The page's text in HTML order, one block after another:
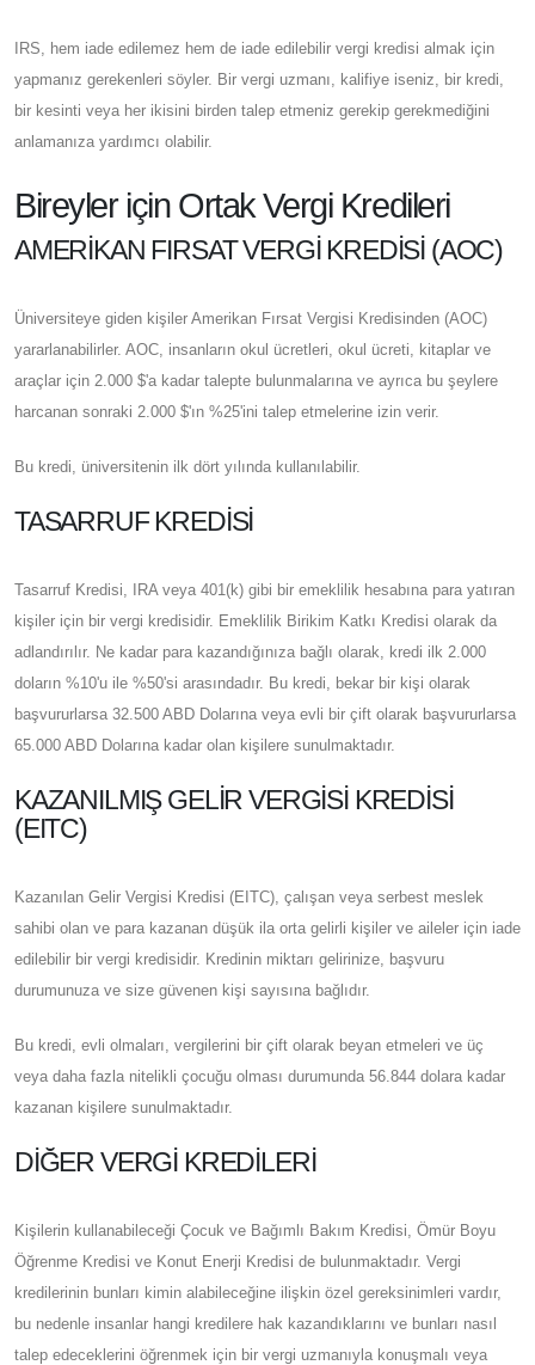
IRS, hem iade edilemez hem de iade edilebilir vergi kredisi almak için
yapmanız gerekenleri söyler. Bir vergi uzmanı, kalifiye iseniz, bir kredi,
bir kesinti veya her ikisini birden talep etmeniz gerekip gerekmediğini
anlamanıza yardımcı olabilir.
Bireyler için Ortak Vergi Kredileri
AMERIKAN FIRSAT VERGI KREDISI (AOC)
Üniversiteye giden kişiler Amerikan Fırsat Vergisi Kredisinden (AOC)
yararlanabilirler. AOC, insanların okul ücretleri, okul ücreti, kitaplar ve
araçlar için 2.000 $'a kadar talepte bulunmalarına ve ayrıca bu şeylere
harcanan sonraki 2.000 $'ın %25'ini talep etmelerine izin verir.
Bu kredi, üniversitenin ilk dört yılında kullanılabilir.
TASARRUF KREDISI
Tasarruf Kredisi, IRA veya 401(k) gibi bir emeklilik hesabına para yatıran
kişiler için bir vergi kredisidir. Emeklilik Birikim Katkı Kredisi olarak da
adlandırılır. Ne kadar para kazandığınıza bağlı olarak, kredi ilk 2.000
doların %10'u ile %50'si arasındadır. Bu kredi, bekar bir kişi olarak
başvururlarsa 32.500 ABD Dolarına veya evli bir çift olarak başvururlarsa
65.000 ABD Dolarına kadar olan kişilere sunulmaktadır.
KAZANILMIŞ GELIR VERGISI KREDISI
(EITC)
Kazanılan Gelir Vergisi Kredisi (EITC), çalışan veya serbest meslek
sahibi olan ve para kazanan düşük ila orta gelirli kişiler ve aileler için iade
edilebilir bir vergi kredisidir. Kredinin miktarı gelirinize, başvuru
durumunuza ve size güvenen kişi sayısına bağlıdır.
Bu kredi, evli olmaları, vergilerini bir çift olarak beyan etmeleri ve üç
veya daha fazla nitelikli çocuğu olması durumunda 56.844 dolara kadar
kazanan kişilere sunulmaktadır.
DIĞER VERGI KREDILERI
Kişilerin kullanabileceği Çocuk ve Bağımlı Bakım Kredisi, Ömür Boyu
Öğrenme Kredisi ve Konut Enerji Kredisi de bulunmaktadır. Vergi
kredilerinin bunları kimin alabileceğine ilişkin özel gereksinimleri vardır,
bu nedenle insanlar hangi kredilere hak kazandıklarını ve bunları nasıl
talep edeceklerini öğrenmek için bir vergi uzmanıyla konuşmalı veya